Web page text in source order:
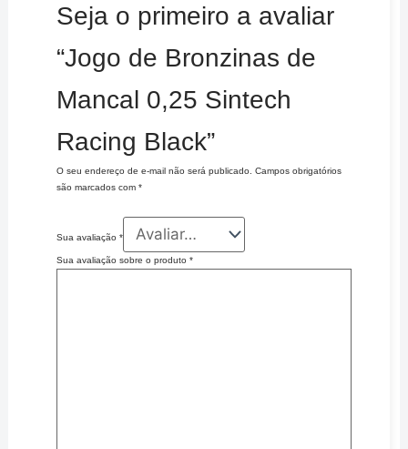
Seja o primeiro a avaliar
“Jogo de Bronzinas de
Mancal 0,25 Sintech
Racing Black”
O seu endereço de e-mail não será publicado.
Campos obrigatórios
são marcados com *
Sua avaliação *
Sua avaliação sobre o produto *